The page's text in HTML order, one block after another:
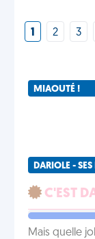
1 2 3
MIAOUTÉ !
DARIOLE -
C'EST
Mais quelle